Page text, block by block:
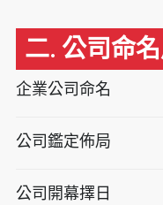
二. 公司命
企業公司命名
公司鑑定佈局
公司開幕擇日